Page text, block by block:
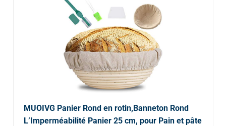
MUOIVG Panier Rond en rotin,Banneton Rond
L’Imperméabilité Panier 25 cm, pour Pain et pâte